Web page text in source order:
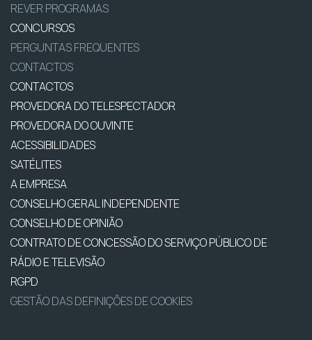
REVER PROGRAMAS
CONCURSOS
PERGUNTAS FREQUENTES
CONTACTOS
CONTACTOS
PROVEDORA DO TELESPECTADOR
PROVEDORA DO OUVINTE
ACESSIBILIDADES
SATÉLITES
A EMPRESA
CONSELHO GERAL INDEPENDENTE
CONSELHO DE OPINIÃO
CONTRATO DE CONCESSÃO DO SERVIÇO PÚBLICO DE
RÁDIO E TELEVISÃO
RGPD
GESTÃO DAS DEFINIÇÕES DE COOKIES